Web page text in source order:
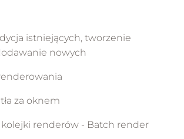
istniejących, tworzenie
nowych
za oknem
renderów - Batch render